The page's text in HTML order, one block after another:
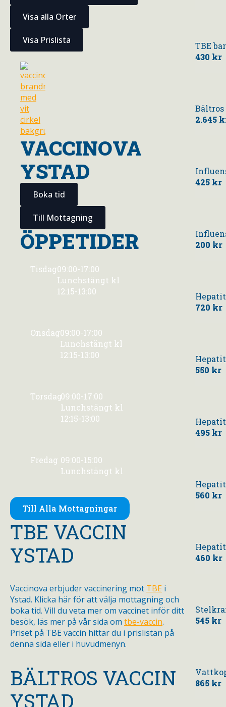
Visa alla Orter
Visa Prislista
VACCINOVA
YSTAD
Boka tid
Till Mottagning
ÖPPETIDER
Tisdag09:00-17:00
Lunchstängt kl
12:15-13:00
Onsdag09:00-17:00
Lunchstängt kl
12:15-13:00
Torsdag09:00-17:00
Lunchstängt kl
12:15-13:00
Fredag 09:00-15:00
Lunchstängt kl
Till Alla Mottagningar
TBE VACCIN
YSTAD
Vaccinova erbjuder vaccinering mot TBE i
Ystad. Klicka här för att välja mottagning och
boka tid. Vill du veta mer om vaccinet inför ditt
besök, läs mer på vår sida om tbe-vaccin.
Priset på TBE vaccin hittar du i prislistan på
denna sida eller i huvudmenyn.
BÄLTROS VACCIN
YSTAD
TBE
430 kr
Bältros
2.645
425 kr
200 kr
720 kr
550 kr
495 kr
Hepatit
560 kr
Hepatit
460 kr
545 kr
865 kr